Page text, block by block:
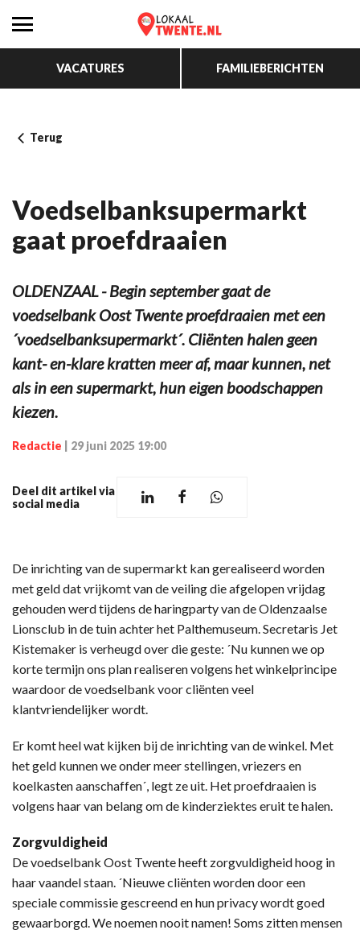
VACATURES FAMILIEBERICHTEN
Terug
Voedselbanksupermarkt
gaat proefdraaien
OLDENZAAL - Begin september gaat de
voedselbank Oost Twente proefdraaien met een
´voedselbanksupermarkt´. Cliënten halen geen
kant- en-klare kratten meer af, maar kunnen, net
als in een supermarkt, hun eigen boodschappen
kiezen.
Redactie 29 juni 2025 19:00
Deel dit artikel via
social media
De inrichting van de supermarkt kan gerealiseerd worden
met geld dat vrijkomt van de veiling die afgelopen vrijdag
gehouden werd tijdens de haringparty van de Oldenzaalse
Lionsclub in de tuin achter het Palthemuseum. Secretaris Jet
Kistemaker is verheugd over die geste: ´Nu kunnen we op
korte termijn ons plan realiseren volgens het winkelprincipe
waardoor de voedselbank voor cliënten veel
klantvriendelijker wordt.
Er komt heel wat kijken bij de inrichting van de winkel. Met
het geld kunnen we onder meer stellingen, vriezers en
koelkasten aanschaffen´, legt ze uit. Het proefdraaien is
volgens haar van belang om de kinderziektes eruit te halen.
Zorgvuldigheid
De voedselbank Oost Twente heeft zorgvuldigheid hoog in
haar vaandel staan. ´Nieuwe cliënten worden door een
speciale commissie gescreend en hun privacy wordt goed
gewaarborgd. We noemen nooit namen! Soms zitten mensen